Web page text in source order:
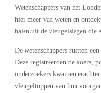
Wetenschappers van het
hier meer van weten en
halen uit de vleugelslagen die
De wetenschappers rustten
Deze registreerden de koers,
onderzoekers kwamen
vleugeltoppen van hun